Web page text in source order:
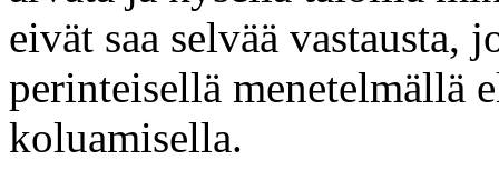
eivät saa selvää vastausta,
perinteisellä menetelmällä
koluamisella.